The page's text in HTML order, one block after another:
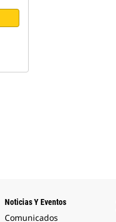
Noticias Y Eventos
Comunicados